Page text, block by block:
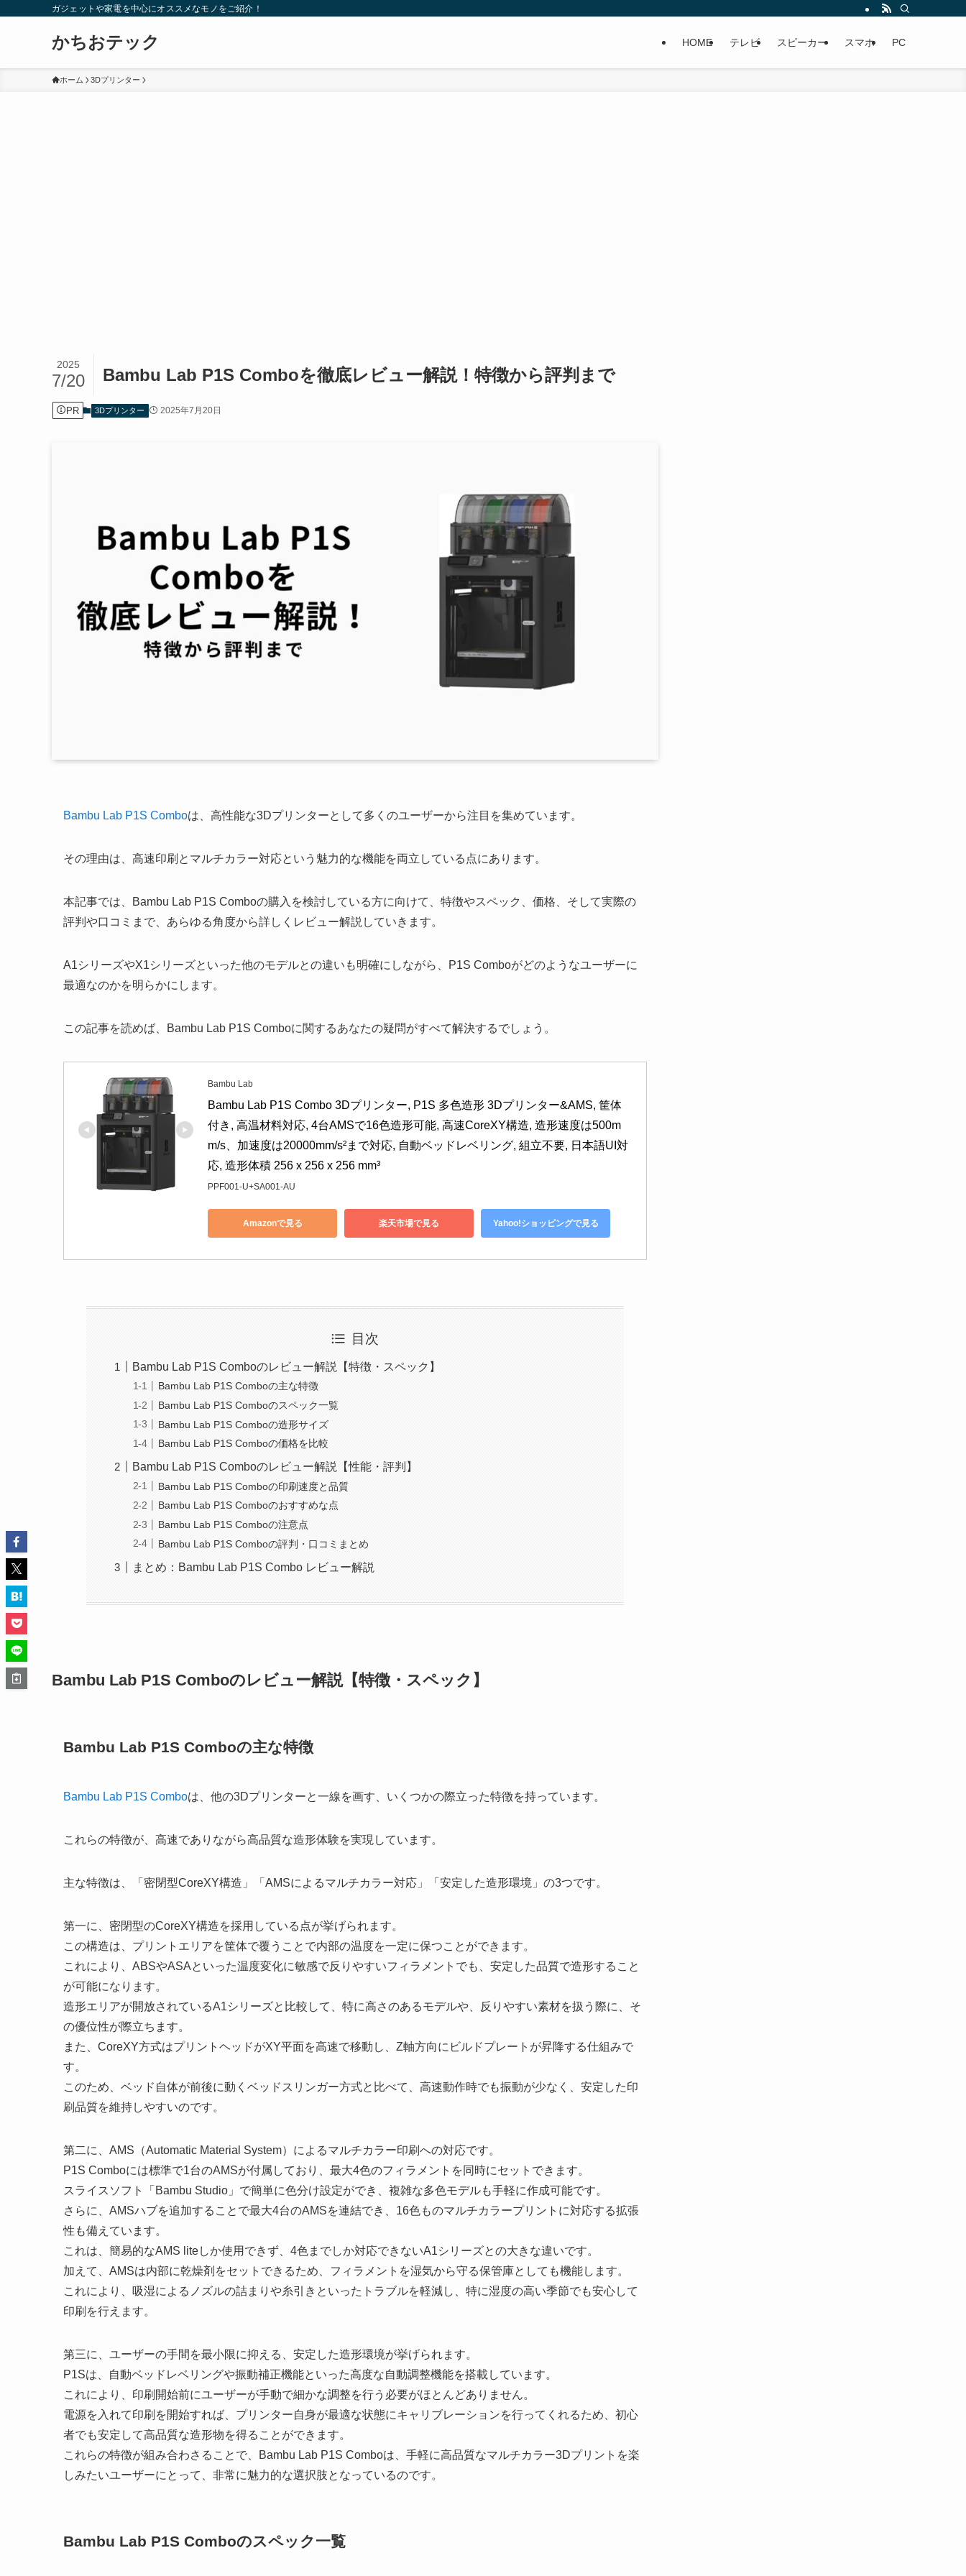
ガジェットや家電を中心にオススメなモノをご紹介！
かちおテック HOME テレビ スピーカー スマホ PC
ホーム 3Dプリンター
Bambu Lab P1S Comboを徹底レビュー解説！特徴から評判まで
2025
7/20
PR 3Dプリンター 2025年7月20日
Bambu Lab P1S Comboは、高性能な3Dプリンターとして多くのユーザーから注目を集めています。
その理由は、高速印刷とマルチカラー対応という魅力的な機能を両立している点にあります。
本記事では、Bambu Lab P1S Comboの購入を検討している方に向けて、特徴やスペック、価格、そして実際の
評判や口コミまで、あらゆる角度から詳しくレビュー解説していきます。
A1シリーズやX1シリーズといった他のモデルとの違いも明確にしながら、P1S Comboがどのようなユーザーに
最適なのかを明らかにします。
この記事を読めば、Bambu Lab P1S Comboに関するあなたの疑問がすべて解決するでしょう。
Bambu Lab
Bambu Lab P1S Combo 3Dプリンター, P1S 多色造形 3Dプリンター&AMS, 筐体
付き, 高温材料対応, 4台AMSで16色造形可能, 高速CoreXY構造, 造形速度は500m
m/s、加速度は20000mm/s²まで対応, 自動ベッドレベリング, 組立不要, 日本語UI対
応, 造形体積 256 x 256 x 256 mm³
PPF001-U+SA001-AU
Amazonで見る 楽天市場で見る Yahoo!ショッピングで見る
目次
Bambu Lab P1S Comboのレビュー解説【特徴・スペック】
Bambu Lab P1S Comboの主な特徴
Bambu Lab P1S Comboのスペック一覧
Bambu Lab P1S Comboの造形サイズ
Bambu Lab P1S Comboの価格を比較
Bambu Lab P1S Comboのレビュー解説【性能・評判】
Bambu Lab P1S Comboの印刷速度と品質
Bambu Lab P1S Comboのおすすめな点
Bambu Lab P1S Comboの注意点
Bambu Lab P1S Comboの評判・口コミまとめ
まとめ：Bambu Lab P1S Combo レビュー解説
Bambu Lab P1S Comboのレビュー解説【特徴・スペック】
Bambu Lab P1S Comboの主な特徴
Bambu Lab P1S Comboは、他の3Dプリンターと一線を画す、いくつかの際立った特徴を持っています。
これらの特徴が、高速でありながら高品質な造形体験を実現しています。
主な特徴は、「密閉型CoreXY構造」「AMSによるマルチカラー対応」「安定した造形環境」の3つです。
第一に、密閉型のCoreXY構造を採用している点が挙げられます。
この構造は、プリントエリアを筐体で覆うことで内部の温度を一定に保つことができます。
これにより、ABSやASAといった温度変化に敏感で反りやすいフィラメントでも、安定した品質で造形すること
が可能になります。
造形エリアが開放されているA1シリーズと比較して、特に高さのあるモデルや、反りやすい素材を扱う際に、そ
の優位性が際立ちます。
また、CoreXY方式はプリントヘッドがXY平面を高速で移動し、Z軸方向にビルドプレートが昇降する仕組みで
す。
このため、ベッド自体が前後に動くベッドスリンガー方式と比べて、高速動作時でも振動が少なく、安定した印
刷品質を維持しやすいのです。
第二に、AMS（Automatic Material System）によるマルチカラー印刷への対応です。
P1S Comboには標準で1台のAMSが付属しており、最大4色のフィラメントを同時にセットできます。
スライスソフト「Bambu Studio」で簡単に色分け設定ができ、複雑な多色モデルも手軽に作成可能です。
さらに、AMSハブを追加することで最大4台のAMSを連結でき、16色ものマルチカラープリントに対応する拡張
性も備えています。
これは、簡易的なAMS liteしか使用できず、4色までしか対応できないA1シリーズとの大きな違いです。
加えて、AMSは内部に乾燥剤をセットできるため、フィラメントを湿気から守る保管庫としても機能します。
これにより、吸湿によるノズルの詰まりや糸引きといったトラブルを軽減し、特に湿度の高い季節でも安心して
印刷を行えます。
第三に、ユーザーの手間を最小限に抑える、安定した造形環境が挙げられます。
P1Sは、自動ベッドレベリングや振動補正機能といった高度な自動調整機能を搭載しています。
これにより、印刷開始前にユーザーが手動で細かな調整を行う必要がほとんどありません。
電源を入れて印刷を開始すれば、プリンター自身が最適な状態にキャリブレーションを行ってくれるため、初心
者でも安定して高品質な造形物を得ることができます。
これらの特徴が組み合わさることで、Bambu Lab P1S Comboは、手軽に高品質なマルチカラー3Dプリントを楽
しみたいユーザーにとって、非常に魅力的な選択肢となっているのです。
Bambu Lab P1S Comboのスペック一覧